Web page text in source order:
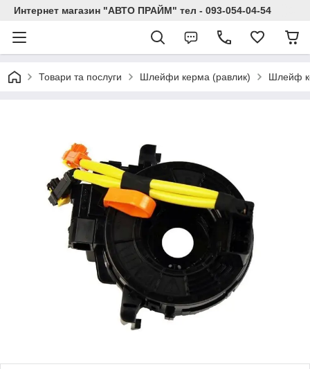
Интернет магазин "АВТО ПРАЙМ" тел - 093-054-04-54
Товари та послуги Шлейфи керма (равлик) Шлейф